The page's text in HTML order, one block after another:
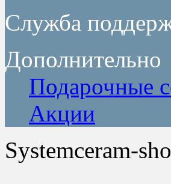
Служба
Дополнительно
Подарочные
Акции
Systemceram-